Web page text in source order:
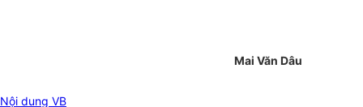
Mai Văn Dâu
Nội dung VB